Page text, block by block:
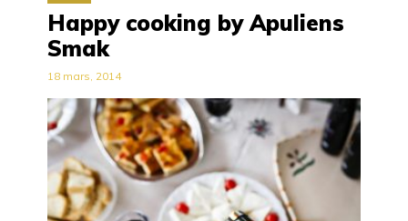
Happy cooking by Apuliens
Smak
18 mars, 2014